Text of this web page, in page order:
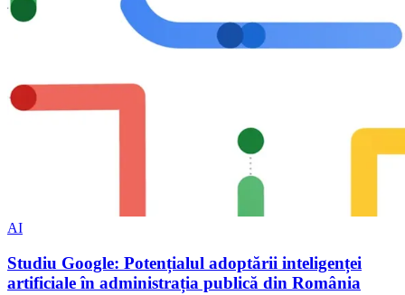
AI
Studiu Google: Potențialul adoptării inteligenței
artificiale în administrația publică din România